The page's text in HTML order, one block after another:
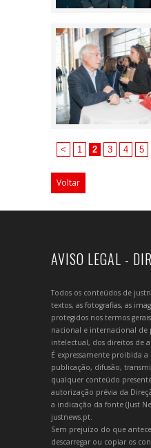
< 1 2 3 4 5
Voltar
AVISO LEGAL -
Todos os conteúdos de
textos, as fotografias, as
protegidos nos termos
nacional e internacional
intelectual, dos direitos de
É expressamente proibida
publicação, difusão,
qualquer conteúdo
autorização prévia da
a indicação da fonte (Just
justnews.pt.
Sem prejuízo do que
descarregar ou copiar os